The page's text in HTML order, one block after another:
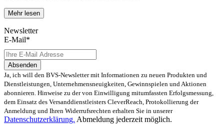
Dies unterscheidet unsere
konventionellen Reparaturen:
oder einem höheren Verschleiß unterliegen
Zertifizierte Reparaturwerkstatt
Austausch aller Komponenten, die als Schwachstellen
identifiziert werden und somit ein Sicherheitsrisiko für die
Maschine und deren Betreiber darstellen
Ausschließliche Verwendung der vom Hersteller oder
Gesetzgeber neuen & zugelassenen Komponenten
Überprüfung aller relevanten Funktionen in Form von
Mehr lesen
Newsletter
E-Mail*
Absenden
Ja, ich will den BVS-Newsletter mit Informationen zu neuen Produkten und
Dienstleistungen, Unternehmensneuigkeiten, Gewinnspielen und Aktionen
abonnieren. Hinweise zu der von Einwilligung mitumfassten Erfolgsmessung,
dem Einsatz des Versanddienstleisters CleverReach, Protokollierung der
Anmeldung und Ihren Widerrufsrechten erhalten Sie in unserer
Datenschutzerklärung. Abmeldung jederzeit möglich.